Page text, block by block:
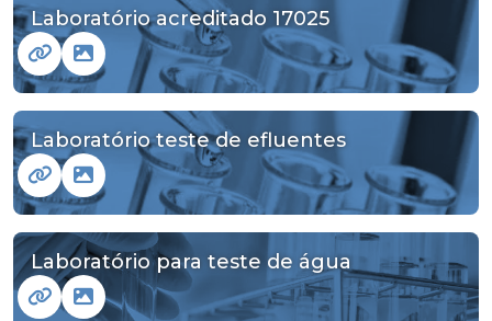
Laboratório acreditado 17025
Laboratório teste de efluentes
Laboratório para teste de água